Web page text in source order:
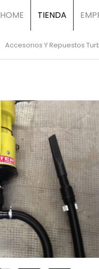
HOME TIENDA
Accesorios Y Repuestos